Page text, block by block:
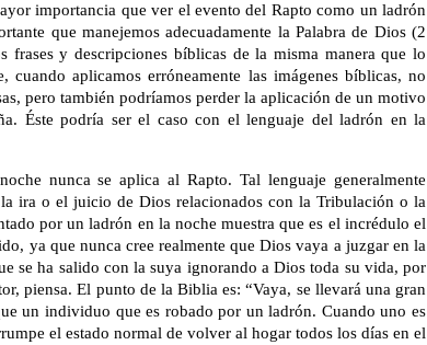
importancia que ver el evento del Rapto como un ladrón
que manejemos adecuadamente la Palabra de Dios (2
frases y descripciones bíblicas de la misma manera que lo
cuando aplicamos erróneamente las imágenes bíblicas, no
pero también podríamos perder la aplicación de un motivo
Éste podría ser el caso con el lenguaje del ladrón en la
nunca se aplica al Rapto. Tal lenguaje generalmente
ira o el juicio de Dios relacionados con la Tribulación o la
por un ladrón en la noche muestra que es el incrédulo el
ya que nunca cree realmente que Dios vaya a juzgar en la
se ha salido con la suya ignorando a Dios toda su vida, por
piensa. El punto de la Biblia es: “Vaya, se llevará una gran
un individuo que es robado por un ladrón. Cuando uno es
el estado normal de volver al hogar todos los días en el